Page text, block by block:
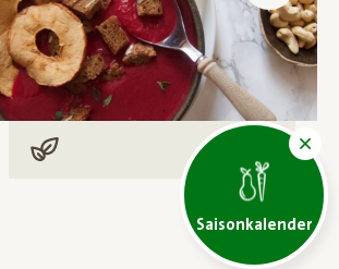
Saisonkalender
Vegan